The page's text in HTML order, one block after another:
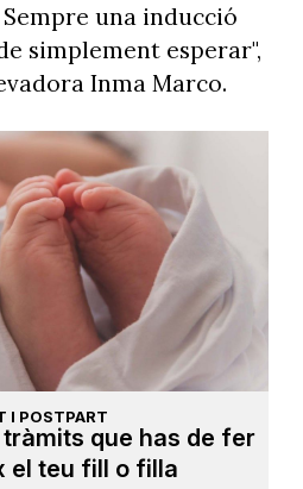
una inducció
simplement esperar",
Inma Marco.
I POSTPART
que has de fer
el teu fill o filla